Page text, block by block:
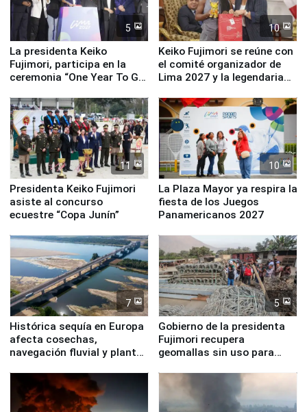
5
La presidenta Keiko
Fujimori, participa en la
ceremonia “One Year To Go
10
Keiko Fujimori se reúne con
el comité organizador de
Lima 2027 y la legendaria
11
Presidenta Keiko Fujimori
asiste al concurso
ecuestre “Copa Junín”
10
La Plaza Mayor ya respira la
fiesta de los Juegos
Panamericanos 2027
7
Histórica sequía en Europa
afecta cosechas,
navegación fluvial y plantas
5
Gobierno de la presidenta
Fujimori recupera
geomallas sin uso para
Fenómeno El Niño